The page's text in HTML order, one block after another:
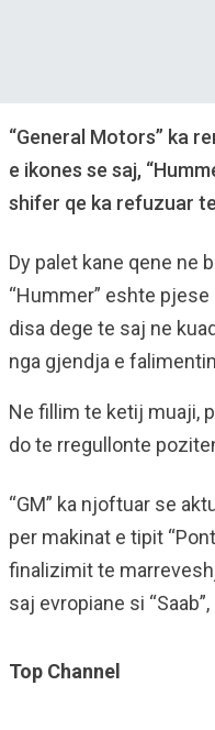
“General Motors” ka
e ikones se saj,
shifer qe ka refuzuar
Dy palet kane qene ne
“Hummer” eshte pjese
disa dege te saj ne
nga gjendja e
Ne fillim te ketij muaji,
do te rregullonte
“GM” ka njoftuar se
per makinat e tipit
finalizimit te
saj evropiane si “Saab”,
Top Channel